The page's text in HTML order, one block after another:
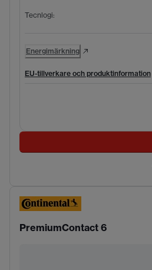
Tecnlogi:
Energimärkning
EU-tillverkare och produktinformation
PremiumContact 6